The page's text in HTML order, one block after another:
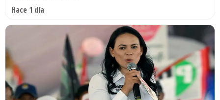
Hace 1 día